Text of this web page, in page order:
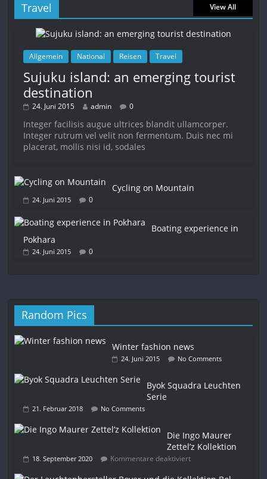
Travel View All
Allgemein National Reisen Travel
Sujuku island: an emerging tourist
destination
24. Juni 2015 admin 0
Integer facilisis augue ultrices blandit ullamcorper.
Integer rutrum vel velit non fermentum. Duis nec mi
placerat, mollis nisi id, sodales
Cycling on Mountain
24. Juni 2015 0
Boating experience in
Pokhara
24. Juni 2015 0
Random Pics
Winter fashion news
24. Juni 2015 No Comments
Byok Squadra Leuchten
Serie
21. Februar 2018 No Comments
Die Ingo Maurer
Zettel’z Kollektion
18. September 2020 Kommentare deaktiviert